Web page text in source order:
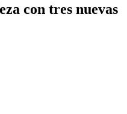
con tres nuevas